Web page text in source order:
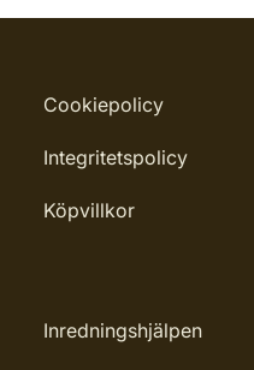
Cookiepolicy
Integritetspolicy
Köpvillkor
Inredningshjälpen